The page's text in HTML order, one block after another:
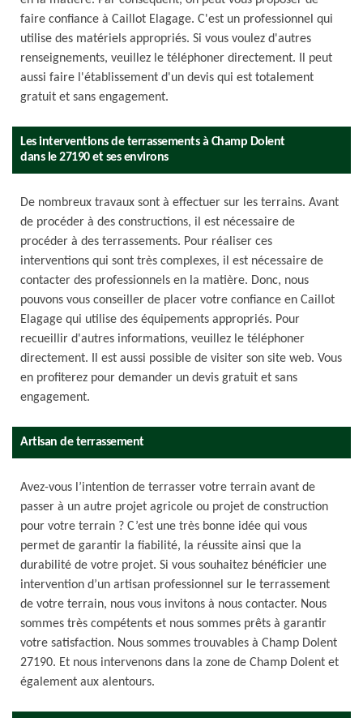
faire confiance à Caillot Elagage. C'est un professionnel qui
utilise des matériels appropriés. Si vous voulez d'autres
renseignements, veuillez le téléphoner directement. Il peut
aussi faire l'établissement d'un devis qui est totalement
gratuit et sans engagement.
Les interventions de terrassements à Champ Dolent
dans le 27190 et ses environs
De nombreux travaux sont à effectuer sur les terrains. Avant
de procéder à des constructions, il est nécessaire de
procéder à des terrassements. Pour réaliser ces
interventions qui sont très complexes, il est nécessaire de
contacter des professionnels en la matière. Donc, nous
pouvons vous conseiller de placer votre confiance en Caillot
Elagage qui utilise des équipements appropriés. Pour
recueillir d'autres informations, veuillez le téléphoner
directement. Il est aussi possible de visiter son site web. Vous
en profiterez pour demander un devis gratuit et sans
engagement.
Artisan de terrassement
Avez-vous l’intention de terrasser votre terrain avant de
passer à un autre projet agricole ou projet de construction
pour votre terrain ? C’est une très bonne idée qui vous
permet de garantir la fiabilité, la réussite ainsi que la
durabilité de votre projet. Si vous souhaitez bénéficier une
intervention d’un artisan professionnel sur le terrassement
de votre terrain, nous vous invitons à nous contacter. Nous
sommes très compétents et nous sommes prêts à garantir
votre satisfaction. Nous sommes trouvables à Champ Dolent
27190. Et nous intervenons dans la zone de Champ Dolent et
également aux alentours.